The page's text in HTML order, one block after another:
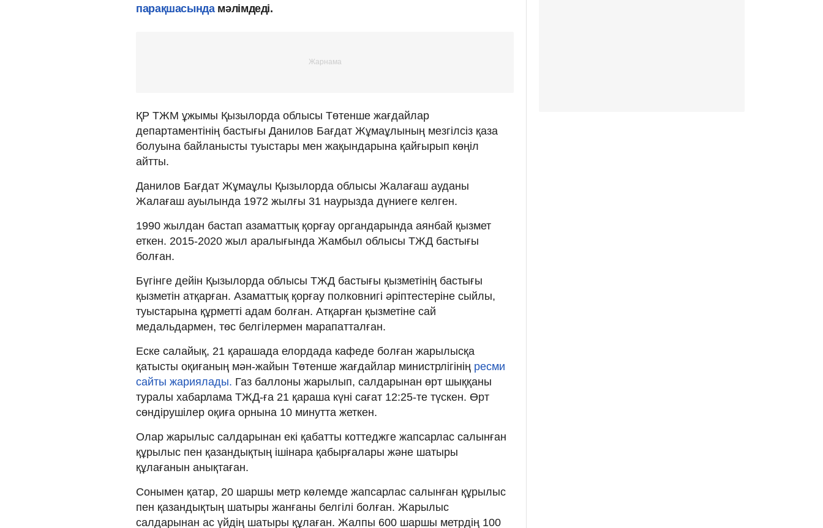
парақшасында мәлімдеді.
ҚР ТЖМ ұжымы ​Қызылорда облысы Төтенше жағдайлар
департаментінің бастығы Данилов Бағдат Жұмаұлының мезгілсіз қаза
болуына байланысты туыстары мен жақындарына қайғырып көңіл
айтты.
Данилов Бағдат Жұмаұлы Қызылорда облысы Жалағаш ауданы
Жалағаш ауылында 1972 жылғы 31 наурызда дүниеге келген.
1990 жылдан бастап азаматтық қорғау органдарында аянбай қызмет
еткен. 2015-2020 жыл аралығында Жамбыл облысы ТЖД бастығы
болған.
Бүгінге дейін Қызылорда облысы ТЖД бастығы қызметінің бастығы
қызметін атқарған. Азаматтық қорғау полковнигі әріптестеріне сыйлы,
туыстарына құрметті адам болған. Атқарған қызметіне сай
медальдармен, төс белгілермен марапатталған.
Еске салайық, 21 қарашада елордада кафеде болған жарылысқа
қатысты оқиғаның мән-жайын Төтенше жағдайлар министрлігінің ресми
сайты жариялады. Газ баллоны жарылып, салдарынан өрт шыққаны
туралы хабарлама ТЖД-ға 21 қараша күні сағат 12:25-те түскен. Өрт
сөндірушілер оқиға орнына 10 минутта жеткен.
Олар жарылыс салдарынан екі қабатты коттеджге жапсарлас салынған
құрылыс пен қазандықтың ішінара қабырғалары және шатыры
құлағанын анықтаған.
Сонымен қатар, 20 шаршы метр көлемде жапсарлас салынған құрылыс
пен қазандықтың шатыры жанғаны белгілі болған. Жарылыс
салдарынан ас үйдің шатыры құлаған. Жалпы 600 шаршы метрдің 100